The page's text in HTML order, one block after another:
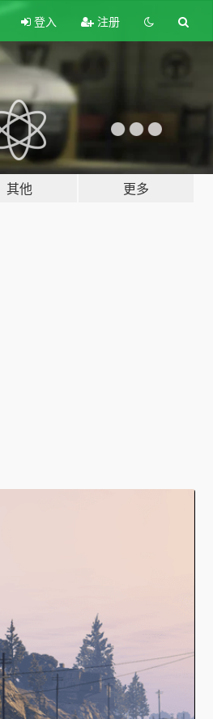
登入 注册
其他 更多